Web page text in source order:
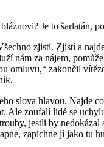
Je to šarlatán,
zjistí. Zjistí a
nám za nájem,
omluvu,“ zakončil
slova hlavou. Najde
Ale zoufalí lidé se
jestli by nedokázal
zapíchne jí jako tu